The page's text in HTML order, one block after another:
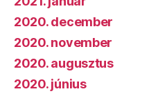
2020. december
2020. november
2020. augusztus
2020. június